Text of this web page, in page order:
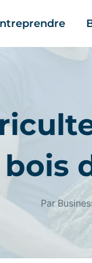
Par